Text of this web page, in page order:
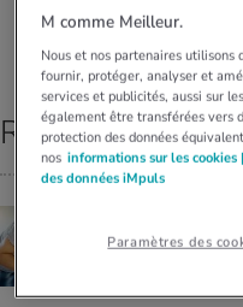
ACTUELS DANS LE
Calculateur d’IMC
ACTUELS DANS LE DOMAINE
Calculer la
Course & Jogging
ACTUELS DANS LE
Travail et santé
Détente active
des femmes
ACTUELS DANS LE
Réduire la tension
Résultats
LA
Une gêne
M comme Meilleur.
Nous et nos partenaires utilisons
fournir, protéger, analyser et
services et publicités, aussi sur
également être transférées vers
protection des données
nos informations sur les cookies |
des données iMpuls
Paramètres des